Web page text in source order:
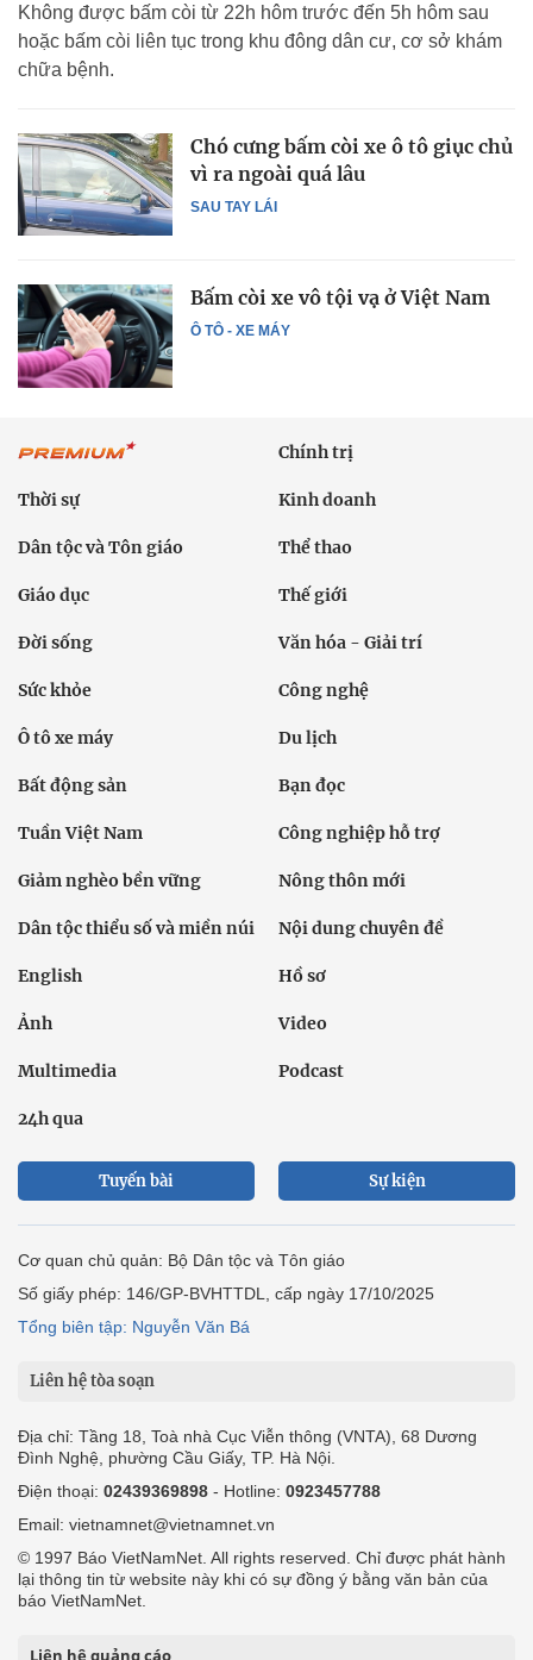
Không được bấm còi từ 22h hôm trước đến 5h hôm sau
hoặc bấm còi liên tục trong khu đông dân cư, cơ sở khám
chữa bệnh.
SAU TAY LÁI
Chó cưng bấm còi xe ô tô giục chủ
vì ra ngoài quá lâu
Ô TÔ - XE MÁY
Bấm còi xe vô tội vạ ở Việt Nam
Chính trị
Thời sự Kinh doanh
Dân tộc và Tôn giáo Thể thao
Giáo dục Thế giới
Đời sống Văn hóa - Giải trí
Sức khỏe Công nghệ
Ô tô xe máy Du lịch
Bất động sản Bạn đọc
Tuần Việt Nam Công nghiệp hỗ trợ
Giảm nghèo bền vững Nông thôn mới
Dân tộc thiểu số và miền núi Nội dung chuyên đề
English Hồ sơ
Ảnh Video
Multimedia Podcast
24h qua
Tuyến bài Sự kiện
Cơ quan chủ quản: Bộ Dân tộc và Tôn giáo
Số giấy phép: 146/GP-BVHTTDL, cấp ngày 17/10/2025
Tổng biên tập: Nguyễn Văn Bá
Liên hệ tòa soạn
Địa chỉ: Tầng 18, Toà nhà Cục Viễn thông (VNTA), 68 Dương
Đình Nghệ, phường Cầu Giấy, TP. Hà Nội.
Điện thoại: 02439369898 - Hotline: 0923457788
Email: vietnamnet@vietnamnet.vn
© 1997 Báo VietNamNet. All rights reserved. Chỉ được phát hành
lại thông tin từ website này khi có sự đồng ý bằng văn bản của
báo VietNamNet.
Liên hệ quảng cáo